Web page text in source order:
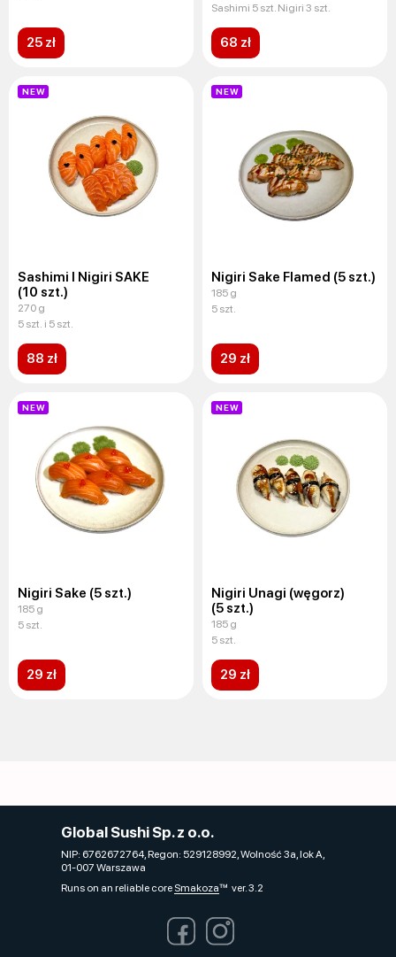
25 zł
Sashimi 5 szt. Nigiri 3 szt.
68 zł
NEW
Sashimi I Nigiri SAKE
(10 szt.)
270 g
5 szt. i 5 szt.
88 zł
NEW
Nigiri Sake Flamed (5 szt.)
185 g
5 szt.
29 zł
NEW
Nigiri Sake (5 szt.)
185 g
5 szt.
29 zł
NEW
Nigiri Unagi (węgorz)
(5 szt.)
185 g
5 szt.
29 zł
Global Sushi Sp. z o.o.
NIP: 6762672764, Regon: 529128992, Wolność 3a, lok A,
01-007 Warszawa
Runs on an reliable core Smakozaver. 3.2